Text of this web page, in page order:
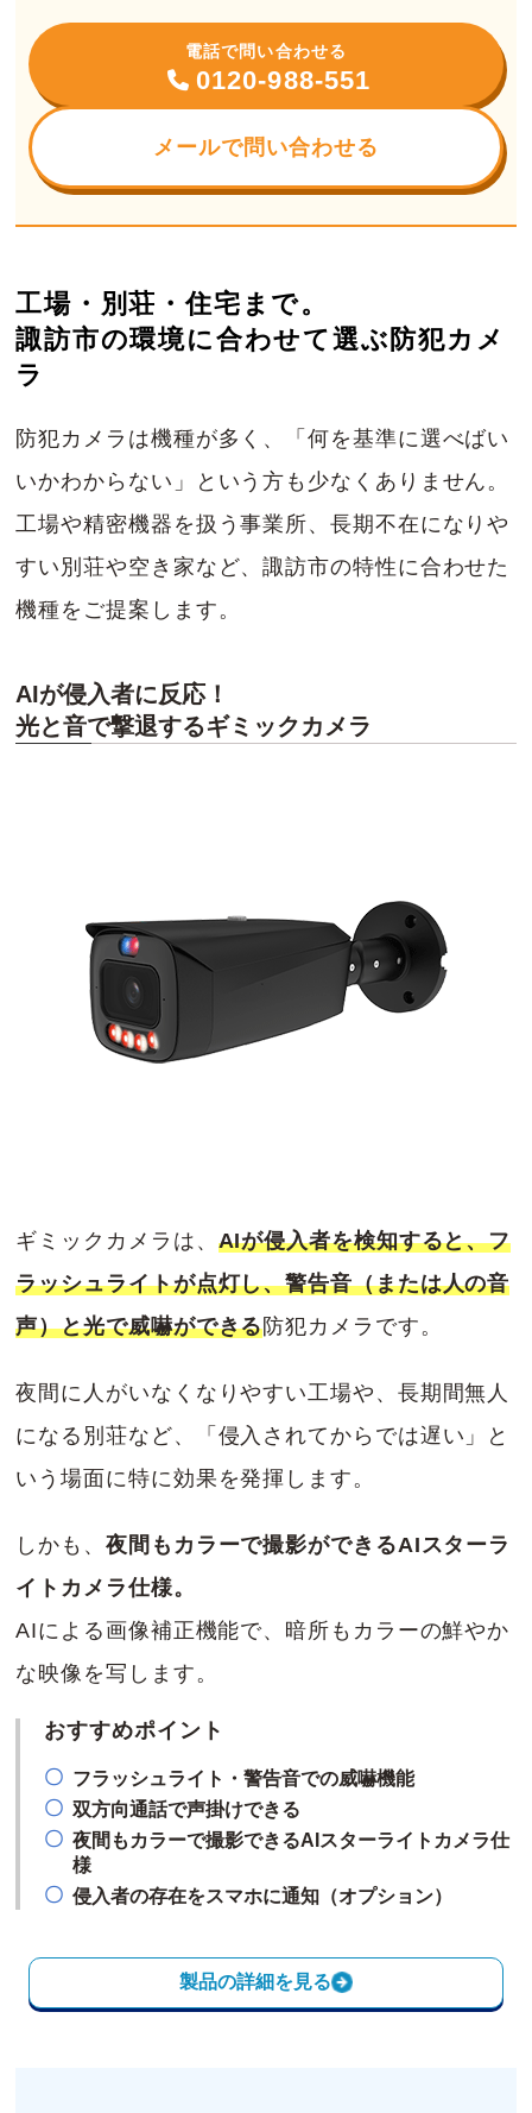
電話で問い合わせる
0120-988-551
メールで問い合わせる
工場・別荘・住宅まで。
諏訪市の環境に合わせて選ぶ防犯カメ
ラ
防犯カメラは機種が多く、「何を基準に選べばい
いかわからない」という方も少なくありません。
工場や精密機器を扱う事業所、長期不在になりや
すい別荘や空き家など、諏訪市の特性に合わせた
機種をご提案します。
AIが侵入者に反応！
光と音で撃退するギミックカメラ
ギミックカメラは、 AIが侵入者を検知すると、フ
ラッシュライトが点灯し、警告音（または人の音
声）と光で威嚇ができる防犯カメラです。
夜間に人がいなくなりやすい工場や、長期間無人
になる別荘など、「侵入されてからでは遅い」と
いう場面に特に効果を発揮します。
しかも、夜間もカラーで撮影ができるAIスターラ
イトカメラ仕様。
AIによる画像補正機能で、暗所もカラーの鮮やか
な映像を写します。
おすすめポイント
フラッシュライト・警告音での威嚇機能
双方向通話で声掛けできる
夜間もカラーで撮影できるAIスターライトカメラ仕
様
侵入者の存在をスマホに通知（オプション）
製品の詳細を見る